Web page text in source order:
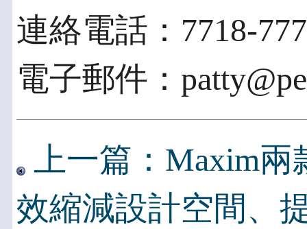
連絡電話：7718-
電子郵件：
上一篇：Maxim
效縮減設計空間、